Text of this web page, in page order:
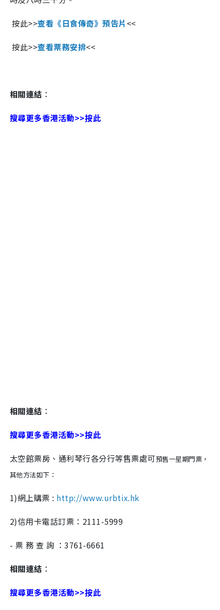
按此>>查看《日食傳奇》預告片 <<
按此>>查看票務安排<<
相關連結 ：
搜尋更多香港活動>>按此
相關連結 ：
搜尋更多香港活動>>按此
太空館票房、通利琴行各分行等售票處可預售一星期門票，
其他方法如下：
1)網上購票 : http://www.urbtix.hk
2)信用卡電話訂票：2111-5999
- 票 務 查 詢 ：3761-6661
相關連結 ：
搜尋更多香港活動>>按此